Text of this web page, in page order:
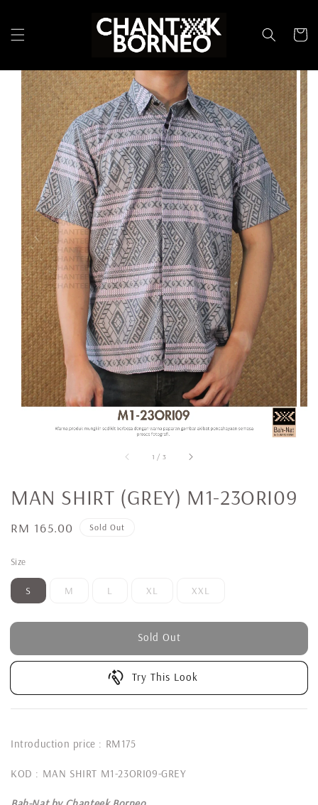
1 / 3
MAN SHIRT (GREY) M1-23ORI09
Regular
RM 165.00 Sold Out
Size
S M L XL XXL
Sold Out
Try This Look
Introduction price : RM175
KOD : MAN SHIRT M1-23ORI09-GREY